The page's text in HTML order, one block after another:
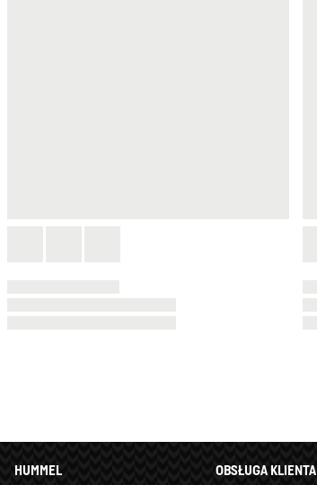
HUMMEL OBSŁUGA KLIENTA